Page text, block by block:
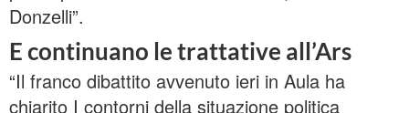
Donzelli”.
E continuano le trattative all’Ars
“Il franco dibattito avvenuto ieri in Aula ha
chiarito I contorni della situazione politica